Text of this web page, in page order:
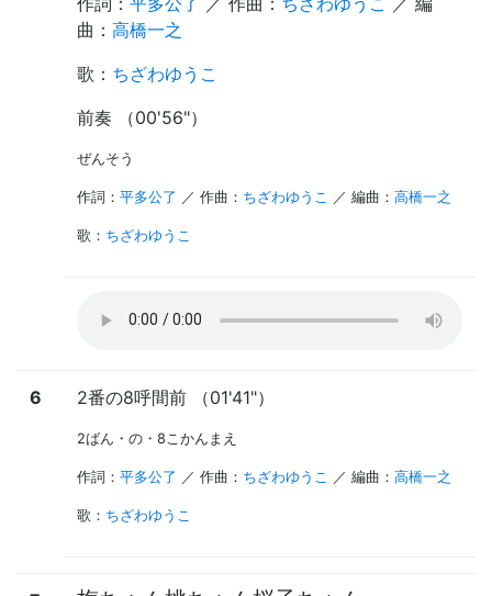
曲： 高橋一之
歌 ： ちざわゆうこ
前奏 （00'56"）
ぜんそう
作詞： 平多公了 ／ 作曲： ちざわゆうこ ／ 編曲： 高橋一之
歌 ： ちざわゆうこ
6 2番の8呼間前 （01'41"）
2ばん・の・8こかんまえ
作詞： 平多公了 ／ 作曲： ちざわゆうこ ／ 編曲： 高橋一之
歌 ： ちざわゆうこ